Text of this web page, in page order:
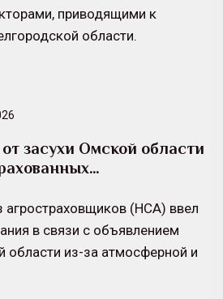
приводящими к
области.
засухи Омской области
(НСА) ввел
в связи с объявлением
из-за атмосферной и